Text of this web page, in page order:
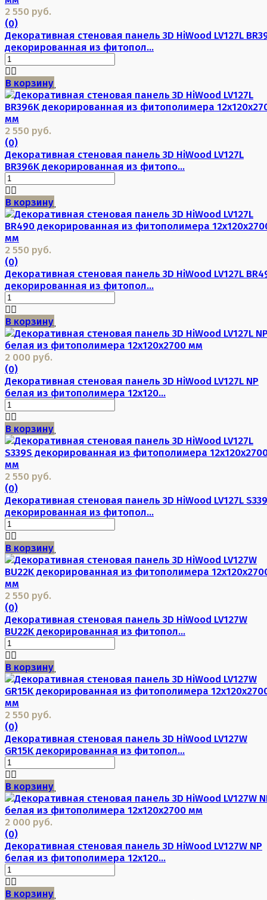
2 550 руб.
(0)
Декоративная стеновая панель 3D HiWood LV127L
декорированная из фитопол...
В корзину
2 550 руб.
(0)
Декоративная стеновая панель 3D HiWood LV127L
BR396K декорированная из фитопо...
В корзину
2 550 руб.
(0)
Декоративная стеновая панель 3D HiWood LV127L
декорированная из фитопол...
В корзину
2 000 руб.
(0)
Декоративная стеновая панель 3D HiWood LV127L NP
белая из фитополимера 12х120...
В корзину
2 550 руб.
(0)
Декоративная стеновая панель 3D HiWood LV127L
декорированная из фитопол...
В корзину
2 550 руб.
(0)
Декоративная стеновая панель 3D HiWood LV127W
BU22K декорированная из фитопол...
В корзину
2 550 руб.
(0)
Декоративная стеновая панель 3D HiWood LV127W
GR15K декорированная из фитопол...
В корзину
2 000 руб.
(0)
Декоративная стеновая панель 3D HiWood LV127W NP
белая из фитополимера 12х120...
В корзину